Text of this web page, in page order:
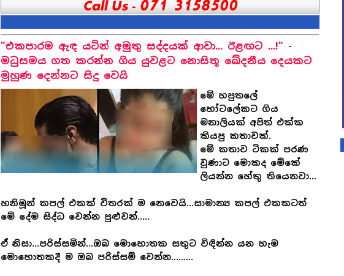
"එකපාරම ඇඳ යටින් අමුතු සද්දයක් ආවා... ඊළඟට ...!" -
මධුසමය ගත කරන්න ගිය යුවළට නොසිතූ ඛේදනීය දෙයකට
මුහුණ දෙන්නට සිදු වෙයි
මේ හපුතලේ
හෝටලේකට ගිය
මනාලියක් අපිත් එක්ක
කියපු කතාවක්.
මේ කතාව ටිකක් පරණ
වුණාට මොකද මේකේ
ලියන්න හේතු තියෙනවා...
හනිමූන් කපල් එකක් විතරක් ම නෙවෙයි...සාමාන්‍ය කපල් එකකටත්
මේ දේම සිද්ධ වෙන්න පුළුවන්.....
ඒ නිසා...පරිස්සමින්...ඔබ මොහොතක සතුට විඳින්න යන හැම
මොහොතකදී ම ඔබ පරිස්සම් වෙන්න.........